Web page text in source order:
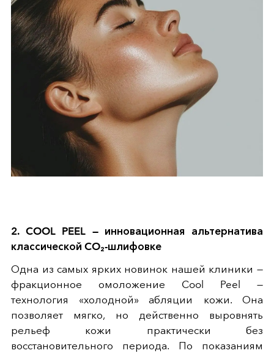
2. COOL PEEL — инновационная альтернатива
классической CO₂-шлифовке
Одна из самых ярких новинок нашей клиники —
фракционное омоложение Cool Peel —
технология «холодной» абляции кожи. Она
позволяет мягко, но действенно выровнять
рельеф кожи практически без
восстановительного периода. По показаниям